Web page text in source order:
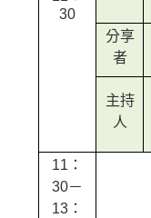
30
分享
者
主持
人
11：
30－
13：